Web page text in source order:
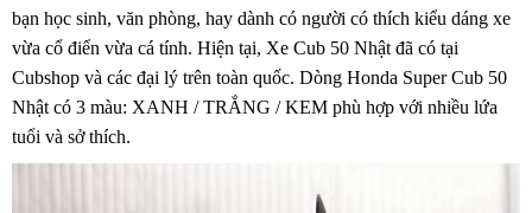
bạn học sinh, văn phòng, hay dành có người có thích kiểu dáng xe
vừa cổ điển vừa cá tính. Hiện tại, Xe Cub 50 Nhật đã có tại
Cubshop và các đại lý trên toàn quốc. Dòng Honda Super Cub 50
Nhật có 3 màu: XANH / TRẮNG / KEM phù hợp với nhiều lứa
tuổi và sở thích.